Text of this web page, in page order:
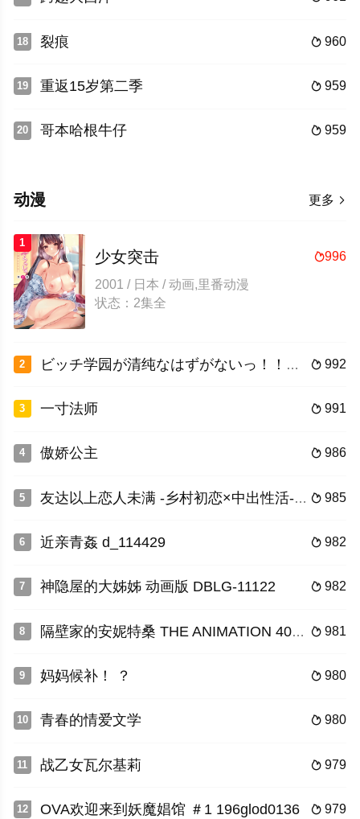
18  960
裂痕
19  959
重返15岁第二季
20  959
哥本哈根牛仔
更多 
动漫
1
996
少女突击
2001 / 日本 / 动画,里番动漫
状态：2集全
2  992
ビッチ学园が清纯なはずがないっ！！？ The Animation 上 stap005
3  991
一寸法师
4  986
傲娇公主
5  985
友达以上恋人未满 -乡村初恋×中出性活- THE ANIMATION 403jdxa57336
6  982
近亲青姦 d_114429
7  982
神隐屋的大姊姊 动画版 DBLG-11122
8  981
隔壁家的安妮特桑 THE ANIMATION 403jdxa57557
9  980
妈妈候补！ ？
10  980
青春的情爱文学
11  979
战乙女瓦尔基莉
12  979
OVA欢迎来到妖魔娼馆 ＃1 196glod0136